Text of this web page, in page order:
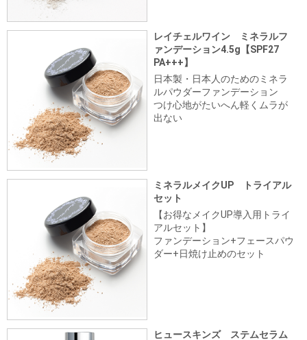
レイチェルワイン ミネラルフ
ァンデーション4.5g【SPF27
PA+++】
日本製・日本人のためのミネラ
ルパウダーファンデーション
つけ心地がたいへん軽くムラが
出ない
ミネラルメイクUP トライアル
セット
【お得なメイクUP導入用トライ
アルセット】
ファンデーション+フェースパウ
ダー+日焼け止めのセット
ヒュースキンズ ステムセラム